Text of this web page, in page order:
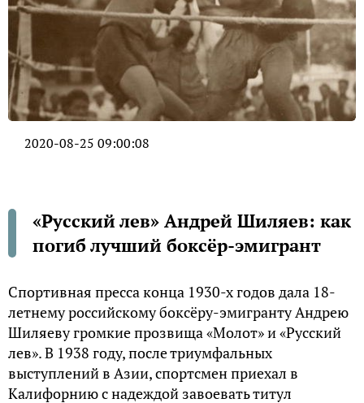
2020-08-25 09:00:08
«Русский лев» Андрей Шиляев: как
погиб лучший боксёр-эмигрант
Спортивная пресса конца 1930-х годов дала 18-
летнему российскому боксёру-эмигранту Андрею
Шиляеву громкие прозвища «Молот» и «Русский
лев». В 1938 году, после триумфальных
выступлений в Азии, спортсмен приехал в
Калифорнию с надеждой завоевать титул